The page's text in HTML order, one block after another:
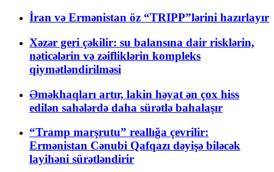
İran və Ermənistan öz “TRIPP”lərini hazırlayır
Xəzər geri çəkilir: su balansına dair risklərin,
nəticələrin və zəifliklərin kompleks
qiymətləndirilməsi
Əməkhaqları artır, lakin həyat ən çox hiss
edilən sahələrdə daha sürətlə bahalaşır
“Tramp marşrutu” reallığa çevrilir:
Ermənistan Cənubi Qafqazı dəyişə biləcək
layihəni sürətləndirir